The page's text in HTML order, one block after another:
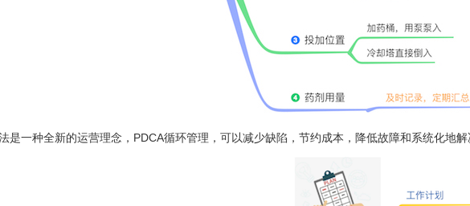
是一种全新的运营理念，PDCA循环管理，可以减少缺陷，节约成本，降低故障和系统化地